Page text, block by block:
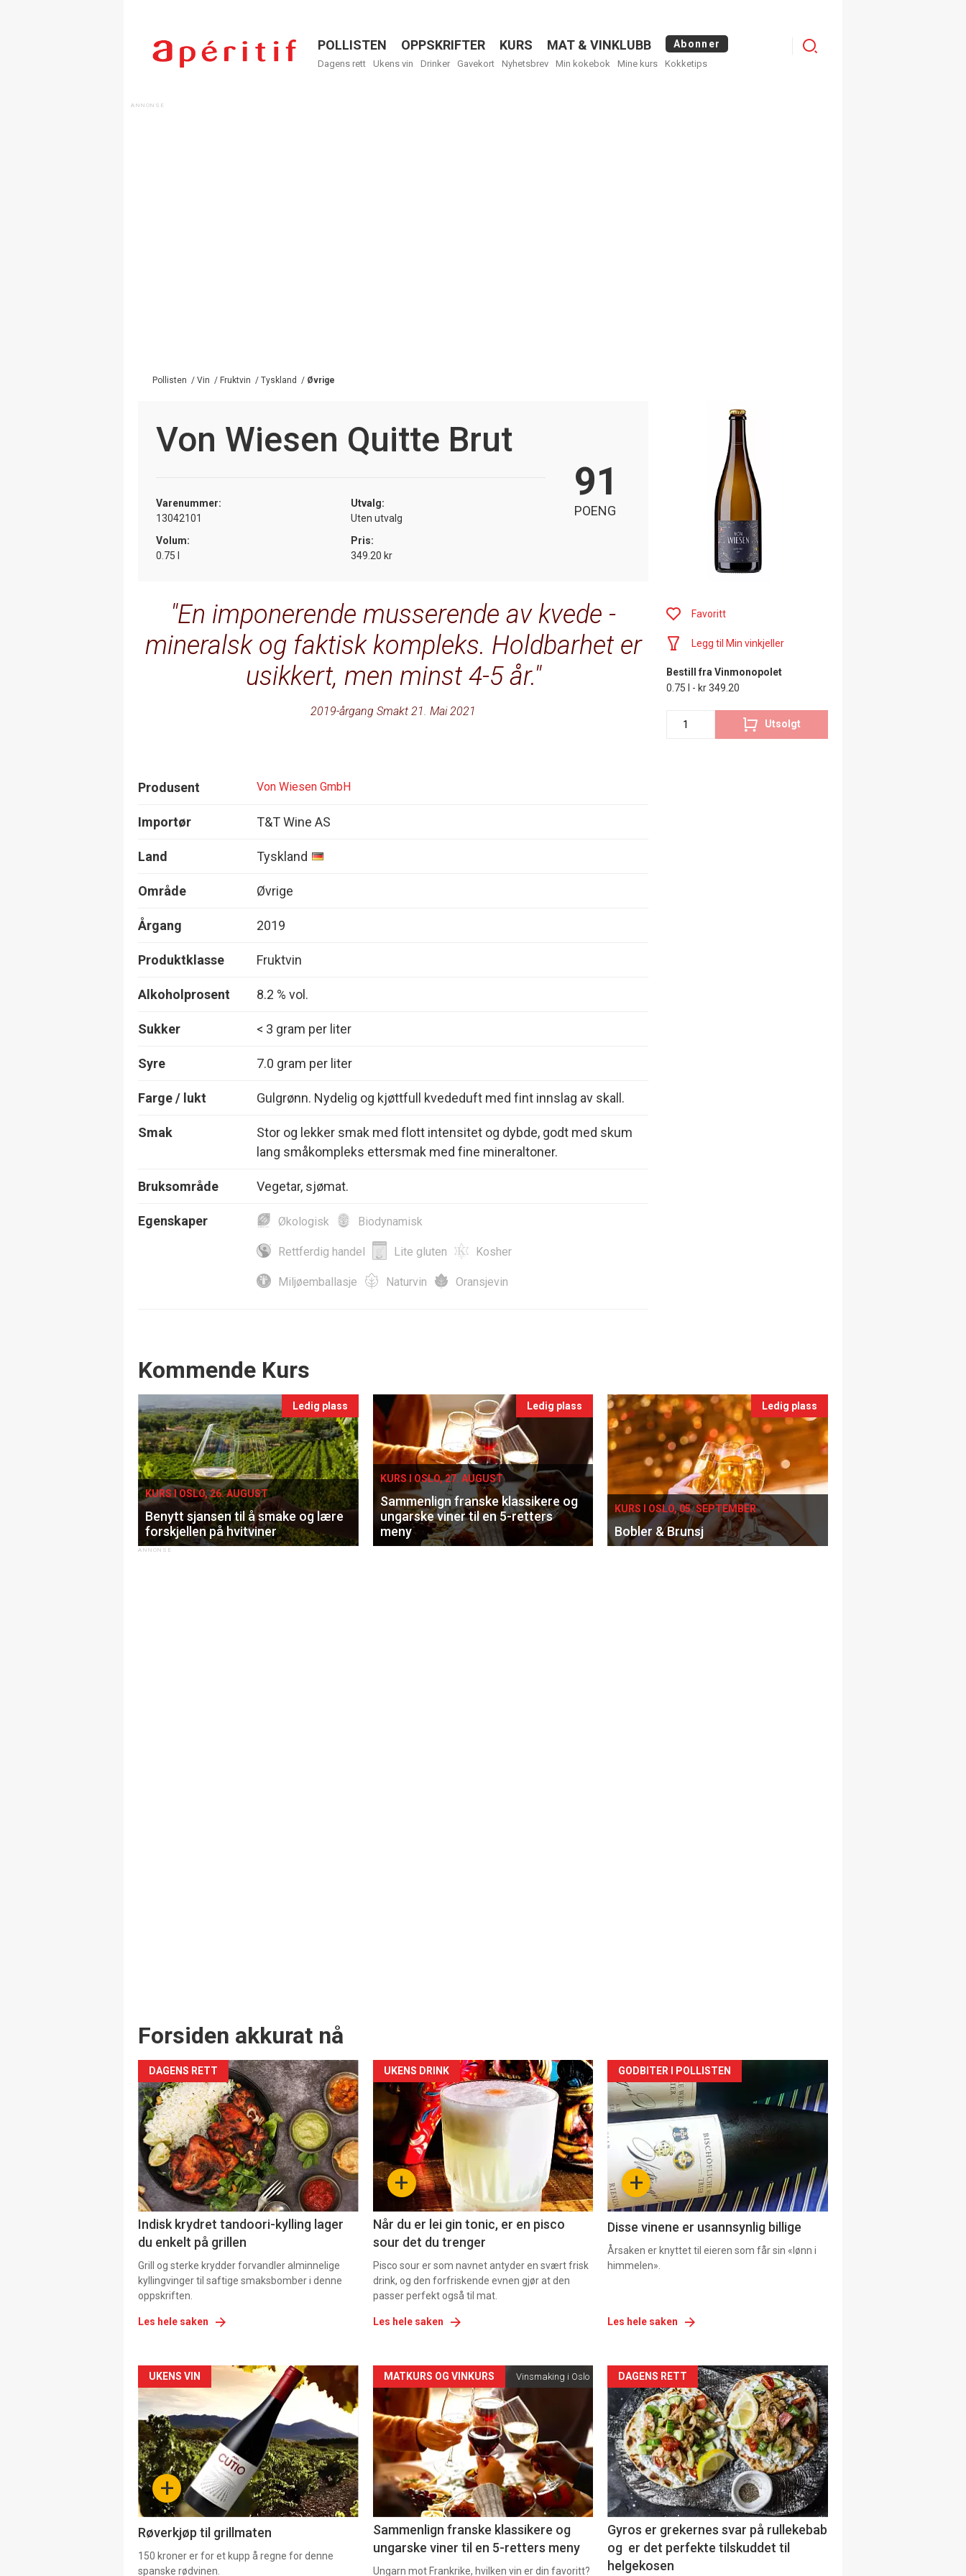
Menu
POLLISTEN OPPSKRIFTER KURS MAT & VINKLUBB Abonner
Dagens rett Ukens vin Drinker Gavekort Nyhetsbrev Min kokebok Mine kurs Kokketips
Menu
Pollisten / Vin / Fruktvin / Tyskland / Øvrige
Von Wiesen Quitte Brut
Varenummer:
13042101
Utvalg:
Uten utvalg
Volum:
0.75 l
Pris:
349.20 kr
91
POENG
En imponerende musserende av kvede -
mineralsk og faktisk kompleks. Holdbarhet er
usikkert, men minst 4-5 år.
2019-årgang Smakt 21. Mai 2021
Produsent Von Wiesen GmbH
Importør T&T Wine AS
Land Tyskland
Område Øvrige
Årgang 2019
Produktklasse Fruktvin
Alkoholprosent 8.2 % vol.
Sukker < 3 gram per liter
Syre 7.0 gram per liter
Farge / lukt Gulgrønn. Nydelig og kjøttfull kvededuft med fint innslag av skall.
Smak
Stor og lekker smak med flott intensitet og dybde, godt med skum
lang småkompleks ettersmak med fine mineraltoner.
Bruksområde Vegetar, sjømat.
Egenskaper Økologisk Biodynamisk
Rettferdig handel Lite gluten Kosher
Miljøemballasje Naturvin Oransjevin
Favoritt
Legg til Min vinkjeller
Bestill fra Vinmonopolet
0.75 l - kr 349.20
Utsolgt
Events
Kommende Kurs
Ledig plass
KURS I OSLO, 26. AUGUST
Benytt sjansen til å smake og lære
forskjellen på hvitviner
Ledig plass
KURS I OSLO, 27. AUGUST
Sammenlign franske klassikere og
ungarske viner til en 5-retters
meny
Ledig plass
KURS I OSLO, 05. SEPTEMBER
Bobler & Brunsj
Forsiden akkurat nå
DAGENS RETT
Indisk krydret tandoori-kylling lager
du enkelt på grillen
Grill og sterke krydder forvandler alminnelige
kyllingvinger til saftige smaksbomber i denne
oppskriften.
Les hele saken
Forsiden
akkurat
nå
-
+
UKENS DRINK
Når du er lei gin tonic, er en pisco
sour det du trenger
Pisco sour er som navnet antyder en svært frisk
drink, og den forfriskende evnen gjør at den
passer perfekt også til mat.
Les hele saken
Forsiden
akkurat
nå
3 +
GODBITER I POLLISTEN
Disse vinene er usannsynlig billige
Årsaken er knyttet til eieren som får sin «lønn i
himmelen».
Les hele saken
Forsiden
akkurat
nå
-
4 +
UKENS VIN
Røverkjøp til grillmaten
150 kroner er for et kupp å regne for denne
spanske rødvinen.
Forsiden
akkurat
nå
-
5
MATKURS OG VINKURS Vinsmaking i Oslo
Sammenlign franske klassikere og
ungarske viner til en 5-retters meny
Ungarn mot Frankrike, hvilken vin er din favoritt?
Forsiden
akkurat
nå
-
6
DAGENS RETT
Gyros er grekernes svar på rullekebab
og er det perfekte tilskuddet til
helgekosen